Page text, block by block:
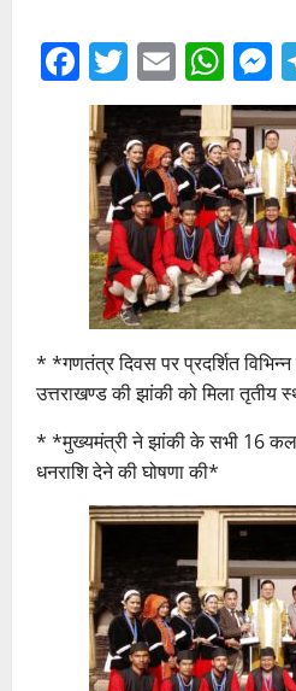
Facebook
Twitter
Email
* *गणतंत्र दिवस पर प्रदर्शित विभिन्न
उत्तराखण्ड की झांकी को मिला तृतीय
* *मुख्यमंत्री ने झांकी के सभी 16
धनराशि देने की घोषणा की*